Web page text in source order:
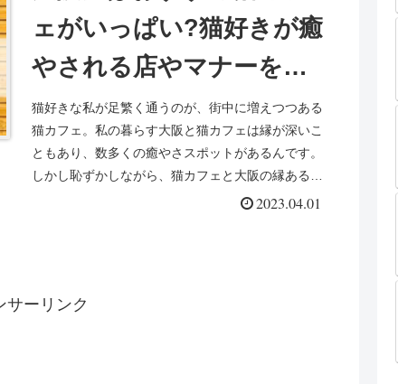
ェがいっぱい?猫好きが癒
やされる店やマナーを紹
介!
猫好きな私が足繁く通うのが、街中に増えつつある
猫カフェ。私の暮らす大阪と猫カフェは縁が深いこ
ともあり、数多くの癒やさスポットがあるんです。
しかし恥ずかしながら、猫カフェと大阪の縁ある理
由をきちんと知りませんでした…。そこで大阪と猫
2023.04.01
サーリンク